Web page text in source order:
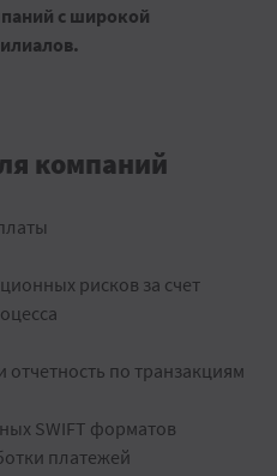
с широкой
компаний
рисков за счет
по транзакциям
SWIFT форматов
платежей